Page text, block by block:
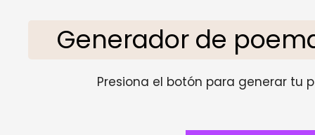
Generador de
Presiona el botón para generar tu